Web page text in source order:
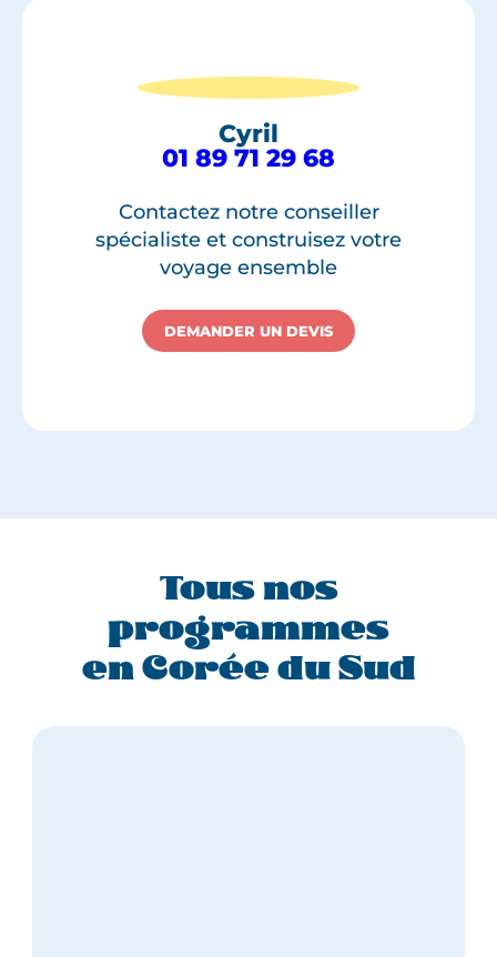
Cyril
01 89 71 29 68
Contactez notre conseiller
spécialiste et construisez votre
voyage ensemble
DEMANDER UN DEVIS
Tous nos
programmes
en Corée du Sud